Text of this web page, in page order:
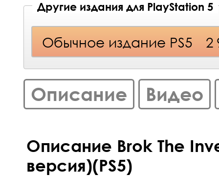
Другие издания для PlayStation 5
Обычное издание PS5 2
Описание Видео
Описание Brok The
версия)(PS5)